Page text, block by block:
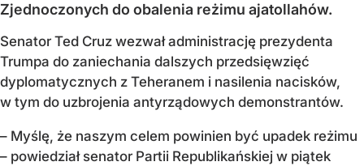
Zjednoczonych do obalenia reżimu ajatollahów.
Senator Ted Cruz wezwał administrację prezydenta
Trumpa do zaniechania dalszych przedsięwzięć
dyplomatycznych z Teheranem i nasilenia nacisków,
w tym do uzbrojenia antyrządowych demonstrantów.
– Myślę, że naszym celem powinien być upadek reżimu
– powiedział senator Partii Republikańskiej w piątek